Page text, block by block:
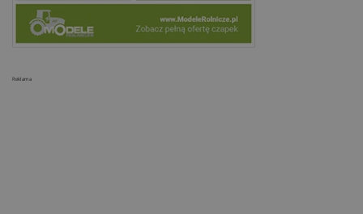
Reklama